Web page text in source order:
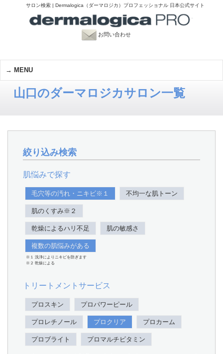
サロン検索 | Dermalogica（ダーマロジカ）プロフェッショナル 日本公式サイト
お問い合わせ
MENU
山口のダーマロジカサロン一覧
絞り込み検索
肌悩みで探す
毛穴等の汚れ・ニキビ※１ 不均一な肌トーン
肌のくすみ※２
乾燥によるハリ不足 肌の敏感さ
複数の肌悩みがある
※１ 洗浄によりニキビを防ぎます
※２ 乾燥による
トリートメントサービス
プロスキン プロパワーピール
プロレチノール プロクリア プロカーム
プロブライト プロマルチビタミン